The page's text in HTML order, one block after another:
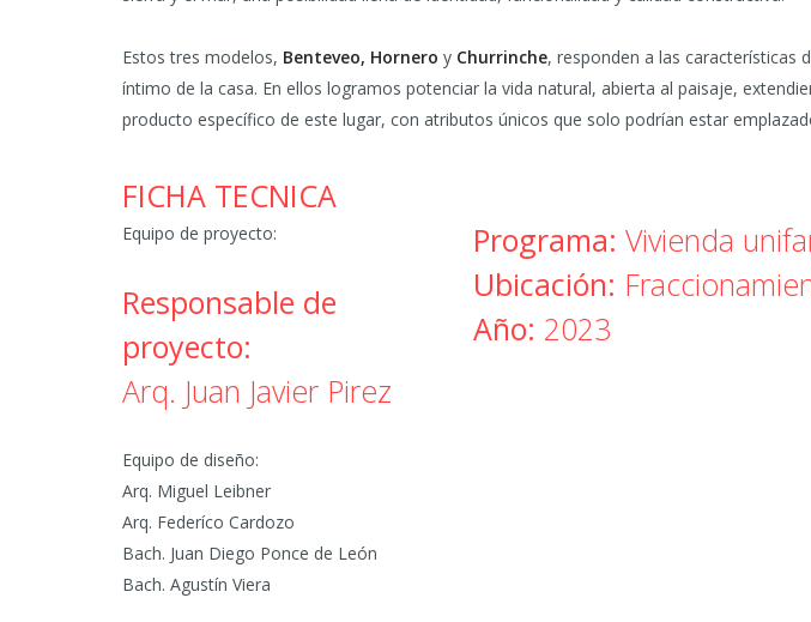
Estos tres modelos, Benteveo, Hornero y Churrinche, responden a las características
íntimo de la casa. En ellos logramos potenciar la vida natural, abierta al paisaje,
producto específico de este lugar, con atributos únicos que solo podrían estar
FICHA TECNICA
Equipo de proyecto:
Responsable de
proyecto:
Arq. Juan Javier Pirez
Equipo de diseño:
Arq. Miguel Leibner
Arq. Federíco Cardozo
Bach. Juan Diego Ponce de León
Bach. Agustín Viera
Programa: Vivienda
Ubicación:
Año: 2023